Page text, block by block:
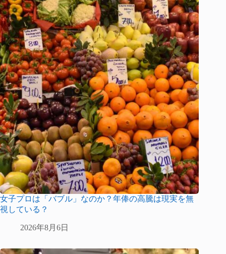
女子プロは「バブル」なのか？年俸の高騰は現実を無
視している？
2026年8月6日